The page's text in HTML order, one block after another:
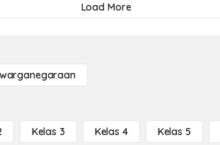
Load More
Kelas 3 Kelas 4 Kelas 5